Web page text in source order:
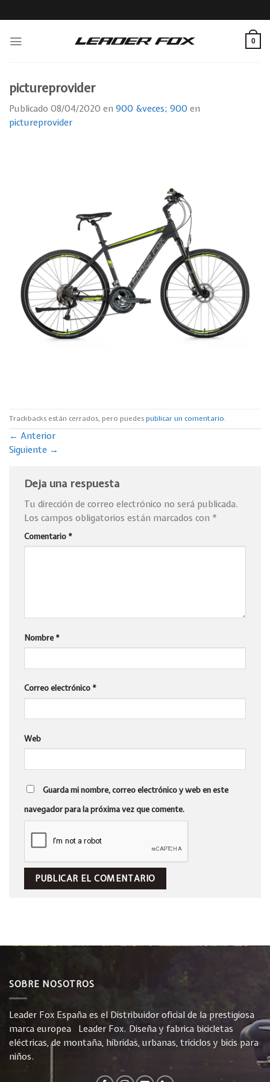
to
0
pictureprovider
Publicado 08/04/2020 en 900 &veces; 900 en
pictureprovider
Trackbacks están cerrados, pero puedespublicar un comentario.
← Anterior
Siguiente →
Deja una respuesta
Tu dirección de correo electrónico no será publicada.
Los campos obligatorios están marcados con *
Comentario *
Nombre *
Correo electrónico *
Web
Guarda mi nombre, correo electrónico y web en este
navegador para la próxima vez que comente.
SOBRE NOSOTROS
Leader Fox España es el Distribuidor oficial de la prestigiosa
marca europea Leader Fox. Diseña y fabrica bicicletas
eléctricas, de montaña, híbridas, urbanas, triciclos y bicis para
niños.